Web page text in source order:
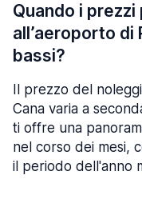
Quando i
all’aeroporto di
bassi?
Il prezzo del
Cana varia a
ti offre una
nel corso dei mesi,
il periodo dell'anno